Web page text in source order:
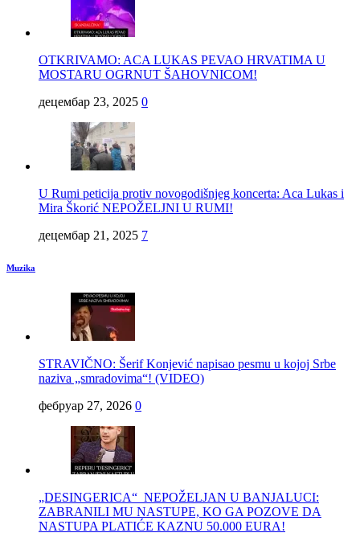
OTKRIVAMO: ACA LUKAS PEVAO HRVATIMA U
MOSTARU OGRNUT ŠAHOVNICOM!
децембар 23, 2025 0
U Rumi peticija protiv novogodišnjeg koncerta: Aca Lukas i
Mira Škorić NEPOŽELJNI U RUMI!
децембар 21, 2025 7
Muzika
STRAVIČNO: Šerif Konjević napisao pesmu u kojoj Srbe
naziva „smradovima“! (VIDEO)
фебруар 27, 2026 0
„DESINGERICA“ NEPOŽELJAN U BANJALUCI:
ZABRANILI MU NASTUPE, KO GA POZOVE DA
NASTUPA PLATIĆE KAZNU 50.000 EURA!